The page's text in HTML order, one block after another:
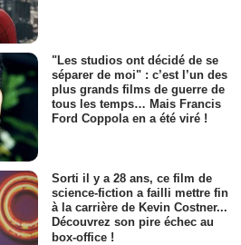
"Les studios ont décidé de se
séparer de moi" : c’est l’un des
plus grands films de guerre de
tous les temps… Mais Francis
Ford Coppola en a été viré !
Sorti il y a 28 ans, ce film de
science-fiction a failli mettre fin
à la carrière de Kevin Costner...
Découvrez son pire échec au
box-office !